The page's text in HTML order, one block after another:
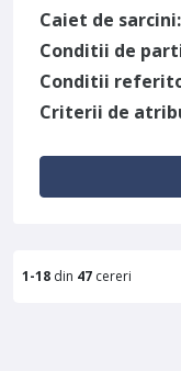
Caiet de sarcini:
Conditii de
Conditii
Criterii de
1-18 din 47 cereri